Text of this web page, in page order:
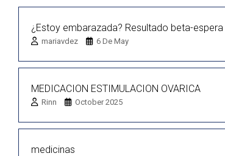
¿Estoy embarazada? Resultado beta-espera
mariavdez 6 De May
MEDICACION ESTIMULACION OVARICA
Rinn October 2025
medicinas